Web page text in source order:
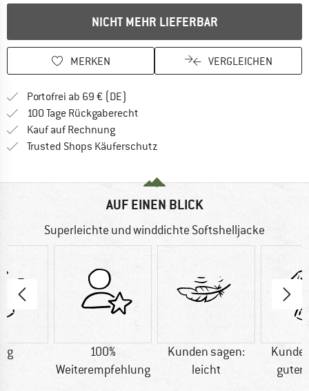
NICHT MEHR LIEFERBAR
MERKEN VERGLEICHEN
Portofrei ab 69 € (DE)
100 Tage Rückgaberecht
Kauf auf RechnungFinde die Zahlungs-Infos hier! Öffnet
Trusted Shops Käuferschutz
AUF EINEN BLICK
Superleichte und winddichte Softshelljacke
g
100%
Weiterempfehlung
Kunden sagen:
leicht
guter